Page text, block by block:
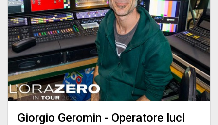
Giorgio Geromin - Operatore luci